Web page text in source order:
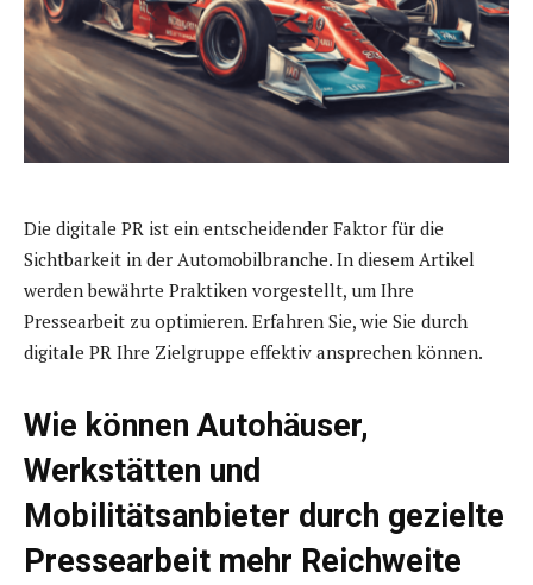
Die digitale PR ist ein entscheidender Faktor für die
Sichtbarkeit in der Automobilbranche. In diesem Artikel
werden bewährte Praktiken vorgestellt, um Ihre
Pressearbeit zu optimieren. Erfahren Sie, wie Sie durch
digitale PR Ihre Zielgruppe effektiv ansprechen können.
Wie können Autohäuser,
Werkstätten und
Mobilitätsanbieter durch gezielte
Pressearbeit mehr Reichweite